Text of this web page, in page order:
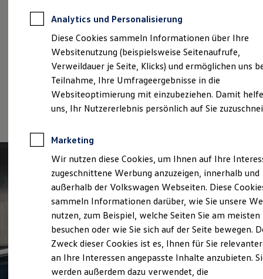
Autokredit mit Schlussrate
Versicherungen und Garantien
Kfz-Versicherung
Restschuldversicherungen
Garantien
Wartungsverträge
Geschäftskunden
Professional Class bei Volkswagen
Großkunden
Behörden
Anpfiff zum Gewinn
Elektroautos
ID. Tutorials
Elektrofahrzeugkonzepte
Reichweite
Reichweite der ID. Modelle
Reichweite im Winter
Laden
Laden unterwegs
Laden Zuhause
( Impressum & Rechtliches
Analytics und Personalisierung
Diese Cookies sammeln Informationen über Ihre
Websitenutzung (beispielsweise Seitenaufrufe,
Verweildauer je Seite, Klicks) und ermöglichen uns
Teilnahme, Ihre Umfrageergebnisse in die
Websiteoptimierung mit einzubeziehen. Damit
uns, Ihr Nutzererlebnis persönlich auf Sie
Marketing
Wir nutzen diese Cookies, um Ihnen auf Ihre
zugeschnittene Werbung anzuzeigen, innerhalb und
außerhalb der Volkswagen Webseiten. Diese
sammeln Informationen darüber, wie Sie unsere
nutzen, zum Beispiel, welche Seiten Sie am meisten
besuchen oder wie Sie sich auf der Seite bewegen.
Zweck dieser Cookies ist es, Ihnen für Sie
an Ihre Interessen angepasste Inhalte anzubieten.
werden außerdem dazu verwendet, die